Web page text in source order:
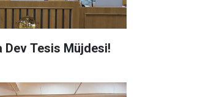
Dev Tesis Müjdesi!